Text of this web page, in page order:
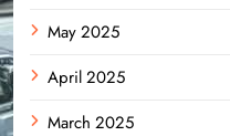
May 2025
April 2025
March 2025